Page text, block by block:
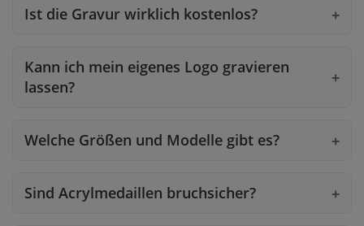
Ist die Gravur wirklich kostenlos?
Kann ich mein eigenes Logo gravieren
lassen?
Welche Größen und Modelle gibt es?
Sind Acrylmedaillen bruchsicher?